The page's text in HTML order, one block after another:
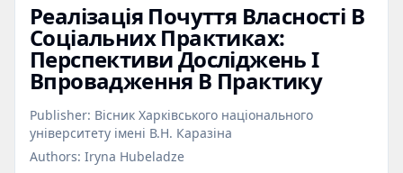
Реалізація Почуття Власності В
Соціальних Практиках:
Перспективи Досліджень І
Впровадження В Практику
Publisher: Вісник Харківського національного
університету імені В.Н. Каразіна
Authors: Iryna Hubeladze